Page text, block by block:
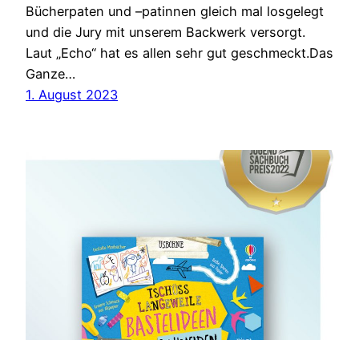
Bücherpaten und –patinnen gleich mal losgelegt
und die Jury mit unserem Backwerk versorgt.
Laut „Echo“ hat es allen sehr gut geschmeckt.Das
Ganze…
1. August 2023